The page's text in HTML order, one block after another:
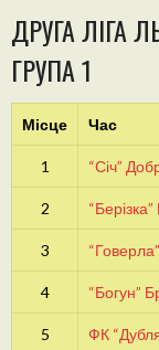
ДРУГА ЛІГА
ГРУПА 1
Місце Час
1 “Січ”
2 “Берізка”
3
4 “Богун”
5 ФК